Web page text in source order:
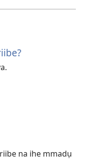
na ihe mmadụ